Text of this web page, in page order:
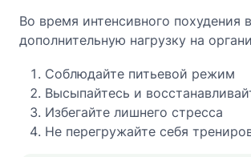
Во время интенсивного похудения
дополнительную нагрузку на
Соблюдайте питьевой режим
Высыпайтесь и
Избегайте лишнего стресса
Не перегружайте себя